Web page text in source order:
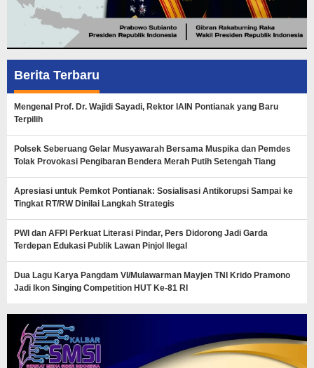
Berita Terbaru
Mengenal Prof. Dr. Wajidi Sayadi, Rektor IAIN Pontianak yang Baru
Terpilih
Polsek Seberuang Gelar Musyawarah Bersama Muspika dan Pemdes
Tolak Provokasi Pengibaran Bendera Merah Putih Setengah Tiang
Apresiasi untuk Pemkot Pontianak: Sosialisasi Antikorupsi Sampai ke
Tingkat RT/RW Dinilai Langkah Strategis
PWI dan AFPI Perkuat Literasi Pindar, Pers Didorong Jadi Garda
Terdepan Edukasi Publik Lawan Pinjol Ilegal
Dua Lagu Karya Pangdam VI/Mulawarman Mayjen TNI Krido Pramono
Jadi Ikon Singing Competition HUT Ke-81 RI